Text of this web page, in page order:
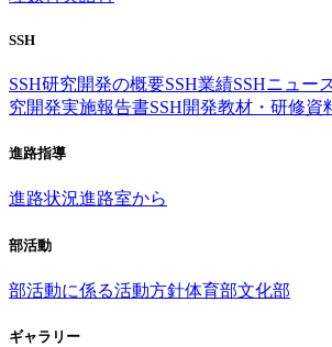
SSH
SSH研究開発の概要SSH業績SSHニュー
究開発実施報告書SSH開発教材・研修資
進路指導
進路状況進路室から
部活動
部活動に係る活動方針体育部文化部
ギャラリー